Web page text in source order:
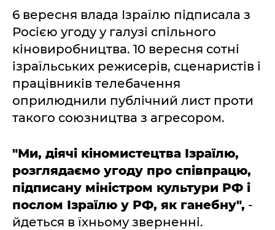
6 вересня влада Ізраїлю підписала з
Росією угоду у галузі спільного
кіновиробництва. 10 вересня сотні
ізраїльських режисерів, сценаристів і
працівників телебачення
оприлюднили публічний лист проти
такого союзництва з агресором.
"Ми, діячі кіномистецтва Ізраїлю,
розглядаємо угоду про співпрацю,
підписану міністром культури РФ і
послом Ізраїлю у РФ, як ганебну", -
йдеться в їхньому зверненні.